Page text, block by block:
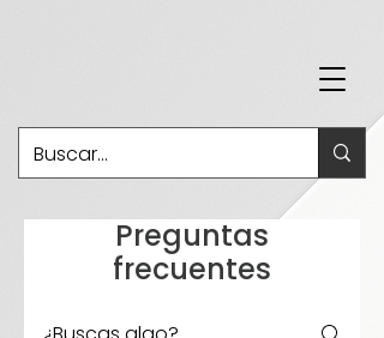
Preguntas
frecuentes